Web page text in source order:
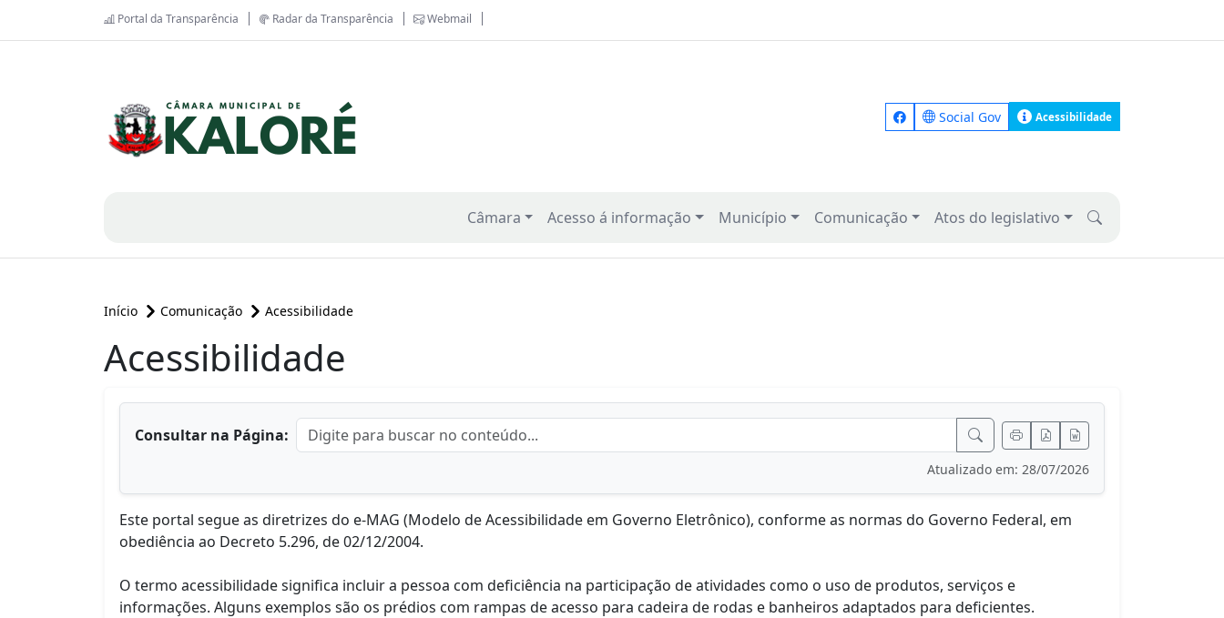
Portal da Transparência Radar da Transparência Webmail
Social Gov Acessibilidade
Câmara Acesso á informação Município Comunicação Atos do legislativo
Início Comunicação Acessibilidade
conteúdo principalAcessibilidade
Consultar na Página:
Atualizado em: 28/07/2026
Este portal segue as diretrizes do e-MAG (Modelo de Acessibilidade em Governo Eletrônico), conforme as normas do Governo Federal, em
obediência ao Decreto 5.296, de 02/12/2004.
O termo acessibilidade significa incluir a pessoa com deficiência na participação de atividades como o uso de produtos, serviços e
informações. Alguns exemplos são os prédios com rampas de acesso para cadeira de rodas e banheiros adaptados para deficientes.